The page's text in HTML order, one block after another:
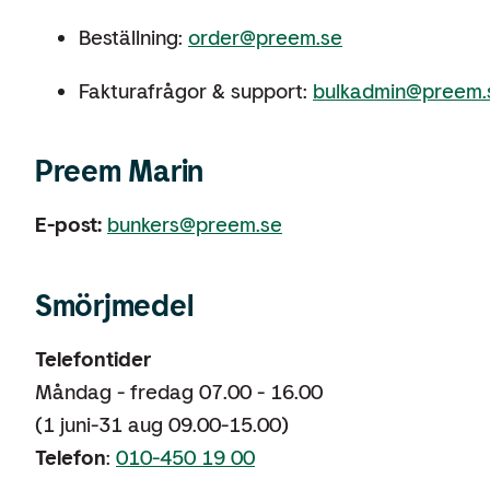
Beställning: order@preem.se
Fakturafrågor & support:
Preem Marin
E-post: bunkers@preem.se
Smörjmedel
Telefontider
Måndag - fredag 07.00 - 16.00
(1 juni-31 aug 09.00-15.00)
Telefon: 010-450 19 00